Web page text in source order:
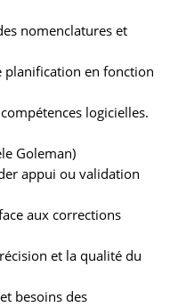
nomenclatures et
planification en fonction
logicielles.
Goleman)
appui ou validation
aux corrections
et la qualité du
besoins des